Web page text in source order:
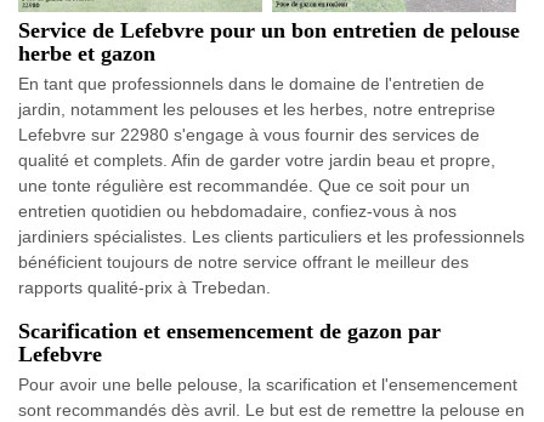
Service de Lefebvre pour un bon entretien de pelouse
herbe et gazon
En tant que professionnels dans le domaine de l'entretien de
jardin, notamment les pelouses et les herbes, notre entreprise
Lefebvre sur 22980 s'engage à vous fournir des services de
qualité et complets. Afin de garder votre jardin beau et propre,
une tonte régulière est recommandée. Que ce soit pour un
entretien quotidien ou hebdomadaire, confiez-vous à nos
jardiniers spécialistes. Les clients particuliers et les professionnels
bénéficient toujours de notre service offrant le meilleur des
rapports qualité-prix à Trebedan.
Scarification et ensemencement de gazon par
Lefebvre
Pour avoir une belle pelouse, la scarification et l'ensemencement
sont recommandés dès avril. Le but est de remettre la pelouse en